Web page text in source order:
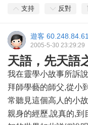
支持 反對
遊客
2005-5-30 23:29:29
天語，先天語
我在靈學小故事所訴
拜師學藝的師父,從小
常聽見這個高人的小
親身的經歷,說真的,到